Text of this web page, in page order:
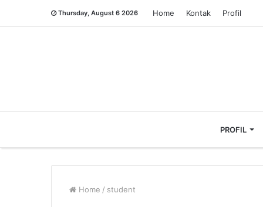
Thursday, August 6 2026 Home Kontak Profil
PROFIL
Home / student